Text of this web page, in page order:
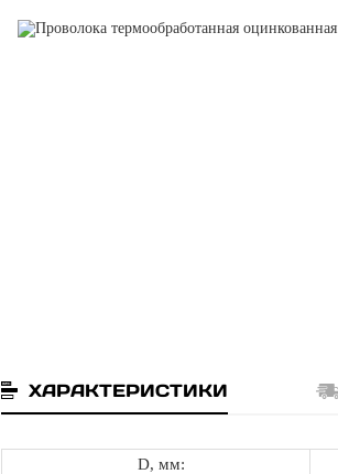
ХАРАКТЕРИСТИКИ
D, мм: